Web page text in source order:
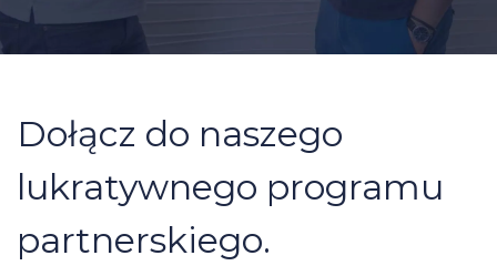
Dołącz do naszego
lukratywnego programu
partnerskiego.